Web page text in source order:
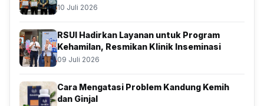
Atas Kolaborasi Bersama BSSN
10 Juli 2026
RSUI Hadirkan Layanan untuk Program
Kehamilan, Resmikan Klinik Inseminasi
09 Juli 2026
Cara Mengatasi Problem Kandung Kemih
dan Ginjal